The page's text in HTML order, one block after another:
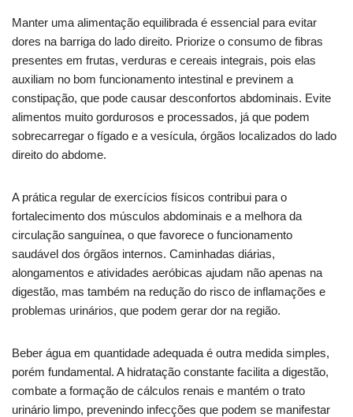
Manter uma alimentação equilibrada é essencial para evitar
dores na barriga do lado direito. Priorize o consumo de fibras
presentes em frutas, verduras e cereais integrais, pois elas
auxiliam no bom funcionamento intestinal e previnem a
constipação, que pode causar desconfortos abdominais. Evite
alimentos muito gordurosos e processados, já que podem
sobrecarregar o fígado e a vesícula, órgãos localizados do lado
direito do abdome.
A prática regular de exercícios físicos contribui para o
fortalecimento dos músculos abdominais e a melhora da
circulação sanguínea, o que favorece o funcionamento
saudável dos órgãos internos. Caminhadas diárias,
alongamentos e atividades aeróbicas ajudam não apenas na
digestão, mas também na redução do risco de inflamações e
problemas urinários, que podem gerar dor na região.
Beber água em quantidade adequada é outra medida simples,
porém fundamental. A hidratação constante facilita a digestão,
combate a formação de cálculos renais e mantém o trato
urinário limpo, prevenindo infecções que podem se manifestar